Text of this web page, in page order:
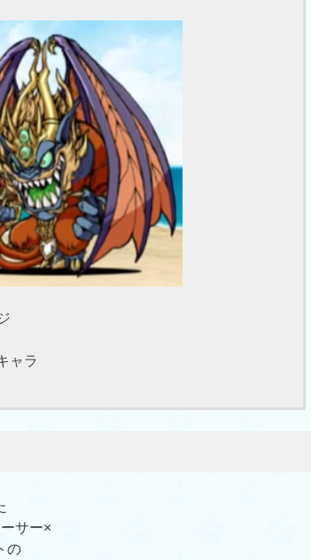
ャラ
サー×
の